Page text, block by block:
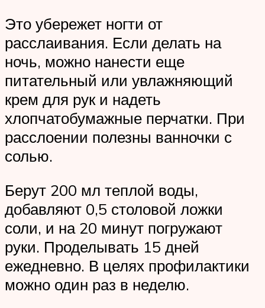
Это убережет ногти от
расслаивания. Если делать на
ночь, можно нанести еще
питательный или увлажняющий
крем для рук и надеть
хлопчатобумажные перчатки. При
расслоении полезны ванночки с
солью.
Берут 200 мл теплой воды,
добавляют 0,5 столовой ложки
соли, и на 20 минут погружают
руки. Проделывать 15 дней
ежедневно. В целях профилактики
можно один раз в неделю.